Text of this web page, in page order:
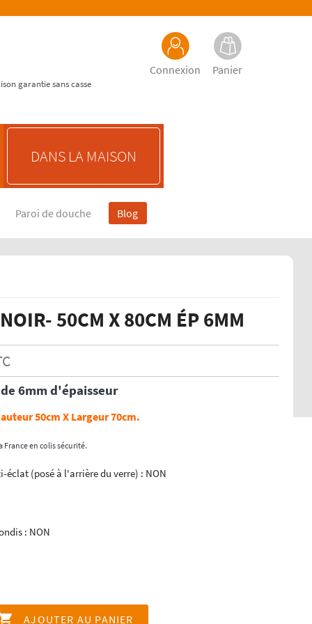
Connexion Panier
garantie sans casse
DANS LA MAISON
Paroi de douche Blog
50CM X 80CM ÉP 6MM
de 6mm d'épaisseur
50cm X Largeur 70cm.
en colis sécurité.
éclat (posé à l'arrière du verre) : NON
: NON
AJOUTER AU PANIER